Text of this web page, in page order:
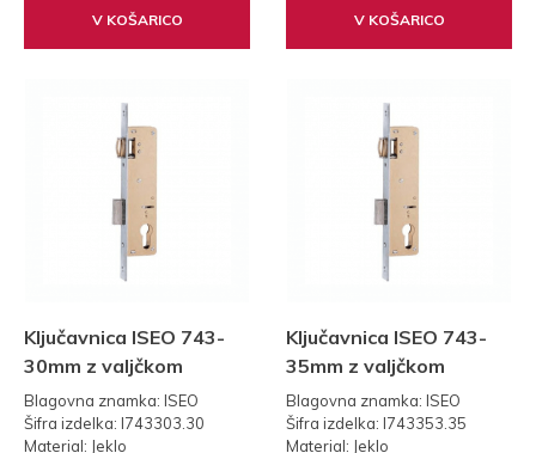
V KOŠARICO V KOŠARICO
Ključavnica ISEO 743-
30mm z valjčkom
Blagovna znamka: ISEO
Šifra izdelka: I743303.30
Material: Jeklo
Ključavnica ISEO 743-
35mm z valjčkom
Blagovna znamka: ISEO
Šifra izdelka: I743353.35
Material: Jeklo